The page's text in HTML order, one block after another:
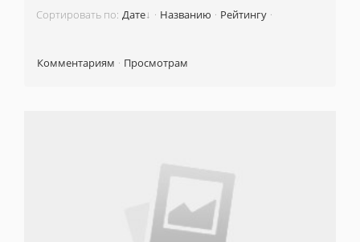
Сортировать по: Дате · Названию · Рейтингу ·
Комментариям · Просмотрам